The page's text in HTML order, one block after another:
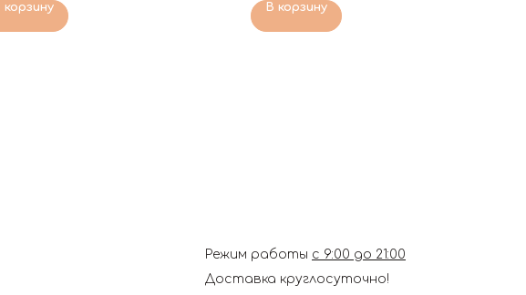
корзину В корзину
Режим работы с 9:00 до 21:00
Доставка круглосуточно!